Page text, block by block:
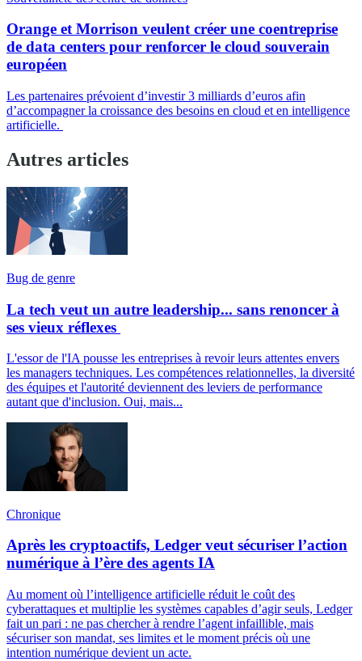
Orange et Morrison veulent créer une coentreprise
de data centers pour renforcer le cloud souverain
européen
Les partenaires prévoient d’investir 3 milliards d’euros afin
d’accompagner la croissance des besoins en cloud et en intelligence
artificielle.
Autres articles
Bug de genre
La tech veut un autre leadership... sans renoncer à
ses vieux réflexes
L'essor de l'IA pousse les entreprises à revoir leurs attentes envers
les managers techniques. Les compétences relationnelles, la diversité
des équipes et l'autorité deviennent des leviers de performance
autant que d'inclusion. Oui, mais...
Chronique
Après les cryptoactifs, Ledger veut sécuriser l’action
numérique à l’ère des agents IA
Au moment où l’intelligence artificielle réduit le coût des
cyberattaques et multiplie les systèmes capables d’agir seuls, Ledger
fait un pari : ne pas chercher à rendre l’agent infaillible, mais
sécuriser son mandat, ses limites et le moment précis où une
intention numérique devient un acte.